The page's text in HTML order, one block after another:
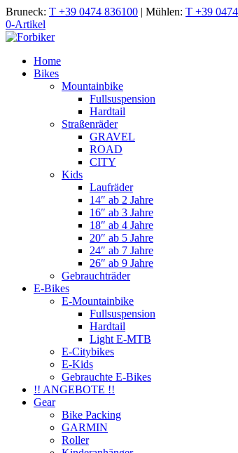
Bruneck: T +39 0474 836100 | Mühlen: T +39
0-Artikel
Home
Bikes
Mountainbike
Fullsuspension
Hardtail
Straßenräder
GRAVEL
ROAD
CITY
Kids
Laufräder
14″ ab 2 Jahre
16″ ab 3 Jahre
18″ ab 4 Jahre
20″ ab 5 Jahre
24″ ab 7 Jahre
26″ ab 9 Jahre
Gebrauchträder
E-Bikes
E-Mountainbike
Fullsuspension
Hardtail
Light E-MTB
E-Citybikes
E-Kids
Gebrauchte E-Bikes
!! ANGEBOTE !!
Gear
Bike Packing
GARMIN
Roller